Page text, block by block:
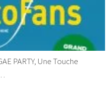
PARTY, Une Touche